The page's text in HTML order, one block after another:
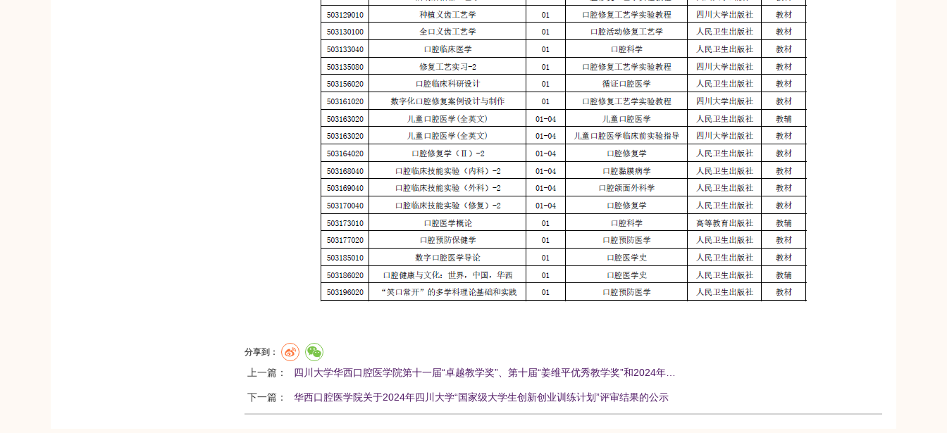
分享到：
上一篇： 四川大学华西口腔医学院第十一届“卓越教学奖”、第十届“姜维平优秀教学奖”和2024年…
下一篇： 华西口腔医学院关于2024年四川大学“国家级大学生创新创业训练计划”评审结果的公示